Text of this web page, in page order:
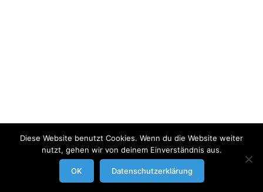
modrowgrafie.de © 2023 | Impressum/Datenschutzerklaerung
Businessportraits
Diese Website benutzt Cookies. Wenn du die Website weiter
nutzt, gehen wir von deinem Einverständnis aus.
OK Datenschutzerklärung